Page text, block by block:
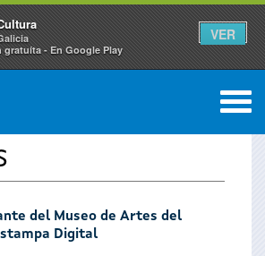
gratuíta - En Google Play
VER
0
del Museo de Artes del
Digital